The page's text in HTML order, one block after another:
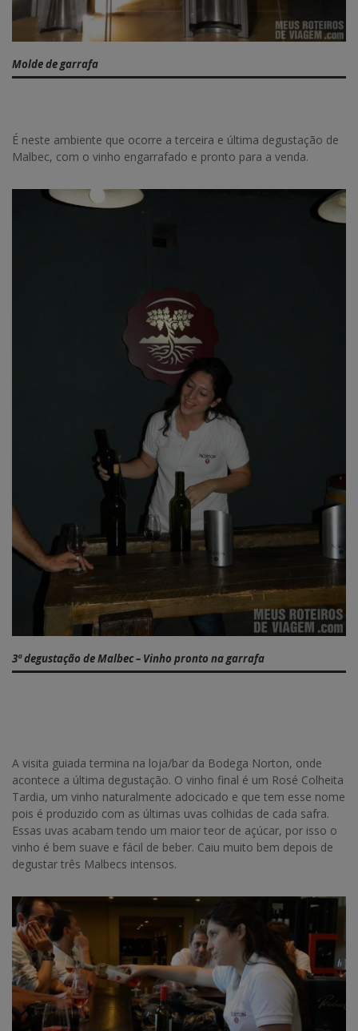
Molde de garrafa
É neste ambiente que ocorre a terceira e última degustação de
Malbec, com o vinho engarrafado e pronto para a venda.
3ª degustação de Malbec – Vinho pronto na garrafa
A visita guiada termina na loja/bar da Bodega Norton, onde
acontece a última degustação. O vinho final é um Rosé Colheita
Tardia, um vinho naturalmente adocicado e que tem esse nome
pois é produzido com as últimas uvas colhidas de cada safra.
Essas uvas acabam tendo um maior teor de açúcar, por isso o
vinho é bem suave e fácil de beber. Caiu muito bem depois de
degustar três Malbecs intensos.